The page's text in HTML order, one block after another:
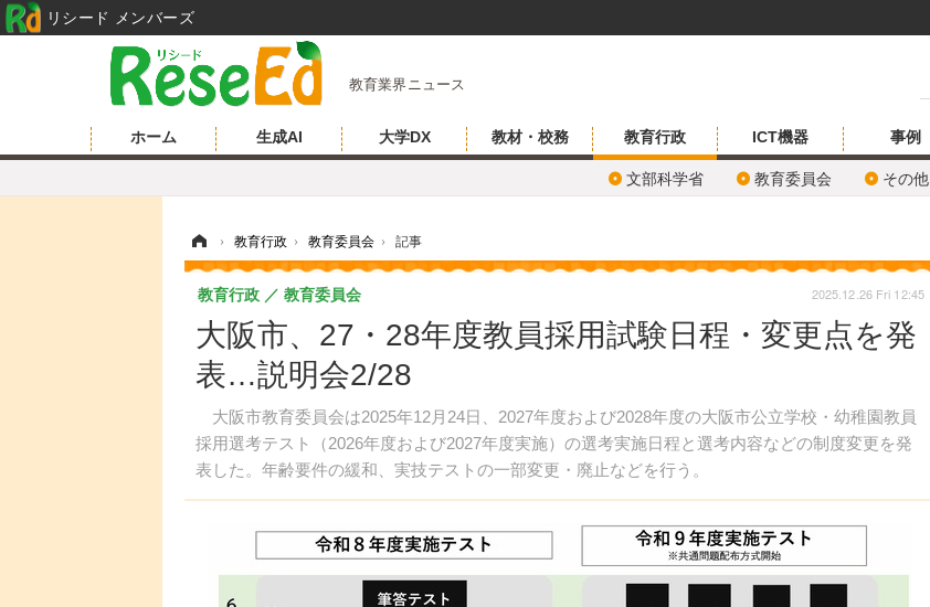
教育業界ニュース
ホーム 生成AI 大学DX 教材・校務 教育行政
文部科学省 教育委員会 その他
ICT機器 事例
› 教育行政 › 教育委員会 › 記事
大阪市、27・28年度教員採用試験日程・変更点を発
表…説明会2/28
大阪市教育委員会は2025年12月24日、2027年度および2028年度の大阪市公立学校・幼稚園教員
採用選考テスト（2026年度および2027年度実施）の選考実施日程と選考内容などの制度変更を発
表した。年齢要件の緩和、実技テストの一部変更・廃止などを行う。
教育行政 教育委員会 2025.12.26 Fri 12:45
リシード メンバーズ